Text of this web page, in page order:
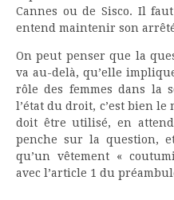
Cannes ou de Sisco. Il
entend maintenir son
On peut penser que la
va au-delà, qu’elle
rôle des femmes dans la
l’état du droit, c’est bien
doit être utilisé, en
penche sur la question,
qu’un vêtement «
avec l’article 1 du